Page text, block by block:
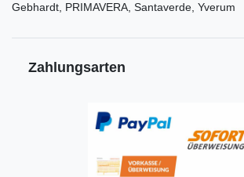
Gebhardt, PRIMAVERA, Santaverde, Yverum
Zahlungsarten